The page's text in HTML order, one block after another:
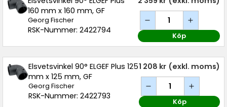
160 mm x 160 mm, GF
Georg Fischer
RSK-Nummer: 2422794
Köp
Elsvetsvinkel 90° ELGEF Plus 125
mm x 125 mm, GF
Georg Fischer
RSK-Nummer: 2422793
1 208 kr (exkl. moms)
Köp